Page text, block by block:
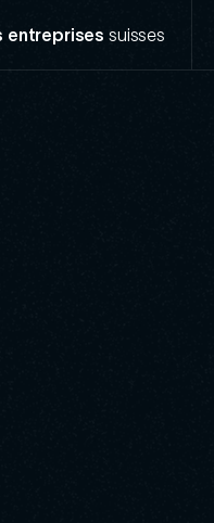
entreprises suisses